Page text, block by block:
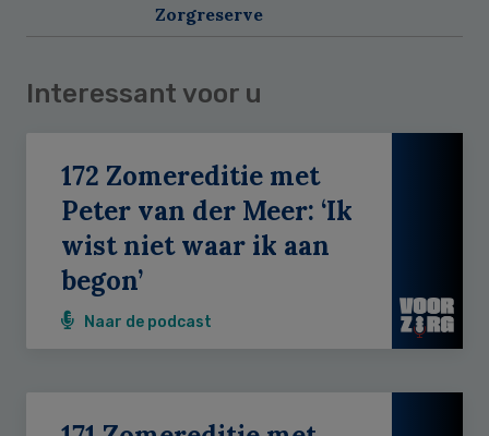
Zorgreserve
Interessant voor u
172 Zomereditie met
Peter van der Meer: ‘Ik
wist niet waar ik aan
begon’
Naar de podcast